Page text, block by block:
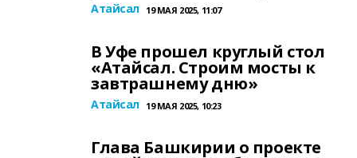
Атайсал 19 МАЯ 2025, 11:07
В Уфе прошел круглый стол
«Атайсал. Строим мосты к
завтрашнему дню»
Атайсал 19 МАЯ 2025, 10:23
Глава Башкирии о проекте